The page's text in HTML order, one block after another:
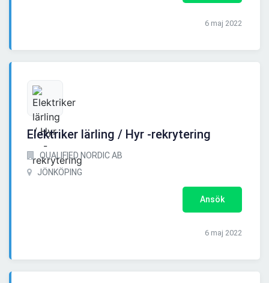
6 maj 2022
Elektriker lärling / Hyr -rekrytering
QUALIFIED NORDIC AB
JÖNKÖPING
Ansök
6 maj 2022